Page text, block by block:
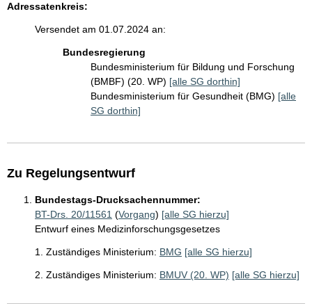
Adressatenkreis:
Versendet am 01.07.2024 an:
Bundesregierung
Bundesministerium für Bildung und Forschung
(BMBF) (20. WP) [alle SG dorthin]
Bundesministerium für Gesundheit (BMG) [alle
SG dorthin]
Zu Regelungsentwurf
Bundestags-Drucksachennummer:
BT-Drs. 20/11561 (Vorgang) [alle SG hierzu]
Entwurf eines Medizinforschungsgesetzes
1. Zuständiges Ministerium: BMG [alle SG hierzu]
2. Zuständiges Ministerium: BMUV (20. WP) [alle SG hierzu]